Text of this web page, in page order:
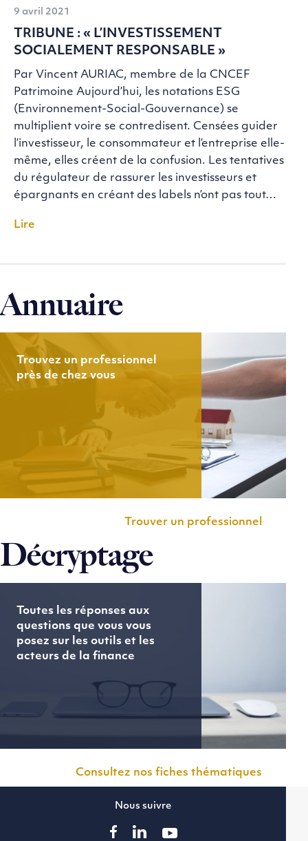
9 avril 2021
TRIBUNE : « L’INVESTISSEMENT
SOCIALEMENT RESPONSABLE »
Par Vincent AURIAC, membre de la CNCEF
Patrimoine Aujourd’hui, les notations ESG
(Environnement-Social-Gouvernance) se
multiplient voire se contredisent. Censées guider
l’investisseur, le consommateur et l’entreprise elle-
même, elles créent de la confusion. Les tentatives
du régulateur de rassurer les investisseurs et
épargnants en créant des labels n’ont pas tout…
Lire
Annuaire
Trouvez un professionnel
près de chez vous
Trouver un professionnel
Décryptage
Toutes les réponses aux
questions que vous vous
posez sur les outils et les
acteurs de la finance
Consultez nos fiches thématiques
Nous suivre